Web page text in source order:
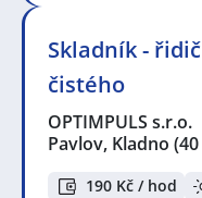
Skladník -
čistého
OPTIMPULS s.r.o.
Pavlov, Kladno
190 Kč / hod